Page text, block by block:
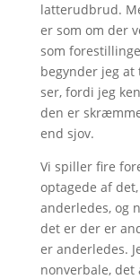
latterudbrud.
er som om der
som
begynder jeg at
ser, fordi jeg
den er
end sjov.
Vi spiller fire
optagede af
anderledes, og
det er der er
er anderledes.
nonverbale,